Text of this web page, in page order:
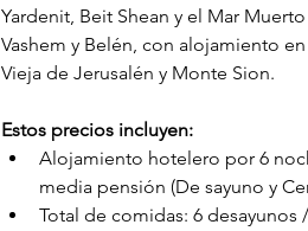
Yardenit, Beit Shean y el Mar
Vashem y Belén, con alojamiento
Vieja de Jerusalén y Monte Sion.
Estos precios incluyen:
Alojamiento hotelero por 6
media pensión (De sayuno y
Total de comidas: 6 desayunos